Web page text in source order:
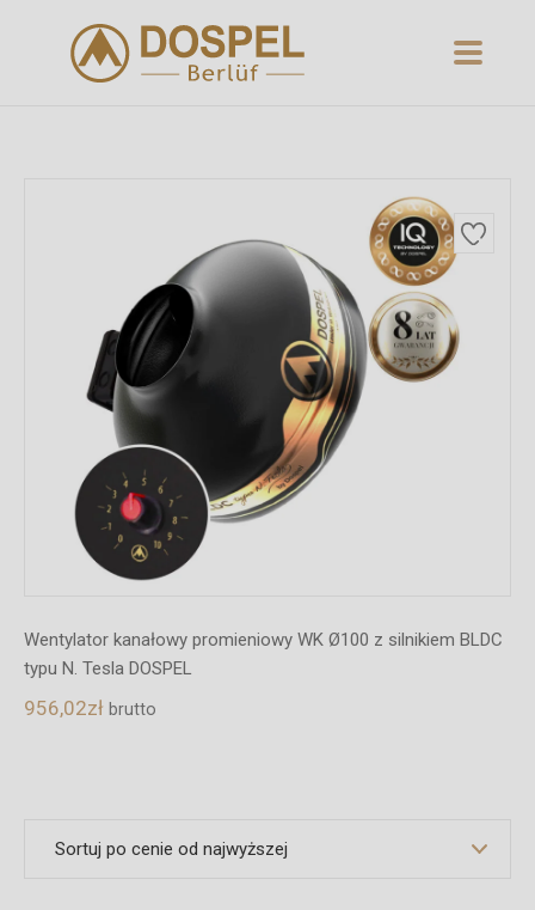
Wentylator kanałowy promieniowy WK Ø100 z silnikiem BLDC
typu N. Tesla DOSPEL
956,02zł brutto